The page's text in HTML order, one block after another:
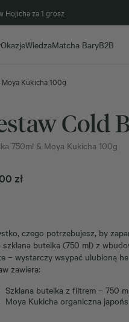
Hojicha za 1 grosz
OkazjeWiedzaMatcha BaryB2B
Kukicha 100g
Cold
750ml & Moya Kukicha 100g
zł
czego potrzebujesz, by
szklana butelka (750 ml) z
– wystarczy wsypać ulubioną
zawiera:
Szklana butelka z filtrem – 750
Moya Kukicha organiczna